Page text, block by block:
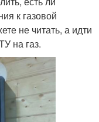
к газовой
не читать, а идти
на газ.